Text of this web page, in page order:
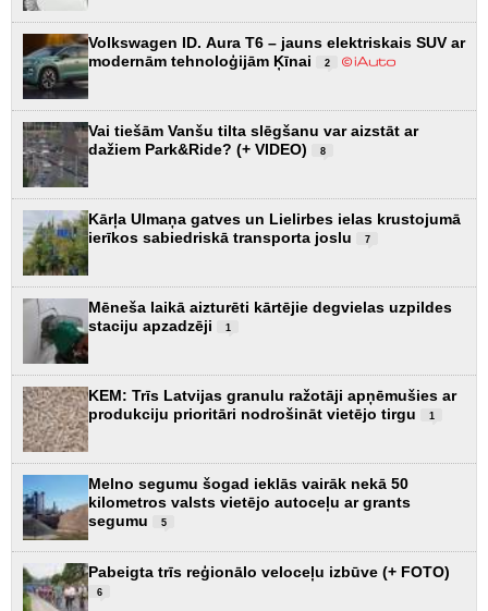
Volkswagen ID. Aura T6 – jauns elektriskais SUV ar
modernām tehnoloģijām Ķīnai
2
Vai tiešām Vanšu tilta slēgšanu var aizstāt ar
dažiem Park&Ride? (+ VIDEO)
8
Kārļa Ulmaņa gatves un Lielirbes ielas krustojumā
ierīkos sabiedriskā transporta joslu
7
Mēneša laikā aizturēti kārtējie degvielas uzpildes
staciju apzadzēji
1
KEM: Trīs Latvijas granulu ražotāji apņēmušies ar
produkciju prioritāri nodrošināt vietējo tirgu
1
Melno segumu šogad ieklās vairāk nekā 50
kilometros valsts vietējo autoceļu ar grants
segumu
5
Pabeigta trīs reģionālo veloceļu izbūve (+ FOTO)
6